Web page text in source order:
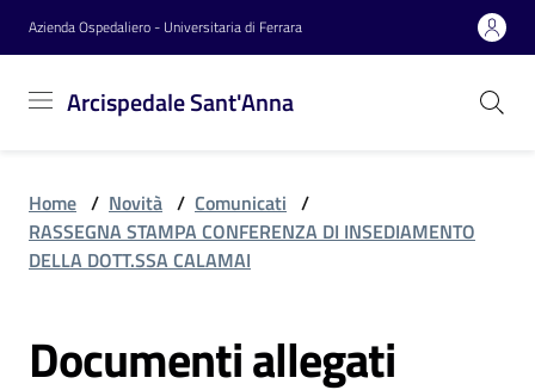
Vai al contenuto
Vai alla navigazione
Vai al footer
Azienda Ospedaliero - Universitaria di Ferrara
Arcispedale Sant'Anna
Sant'Anna
Azienda
Home / Novità / Comunicati /
RASSEGNA STAMPA CONFERENZA DI INSEDIAMENTO
DELLA DOTT.SSA CALAMAI
Documenti allegati